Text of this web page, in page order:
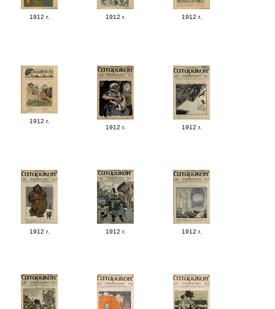
1912 г. 1912 г. 1912 г.
1912 г.
1912 г.
1912 г.
1912 г. 1912 г. 1912 г.